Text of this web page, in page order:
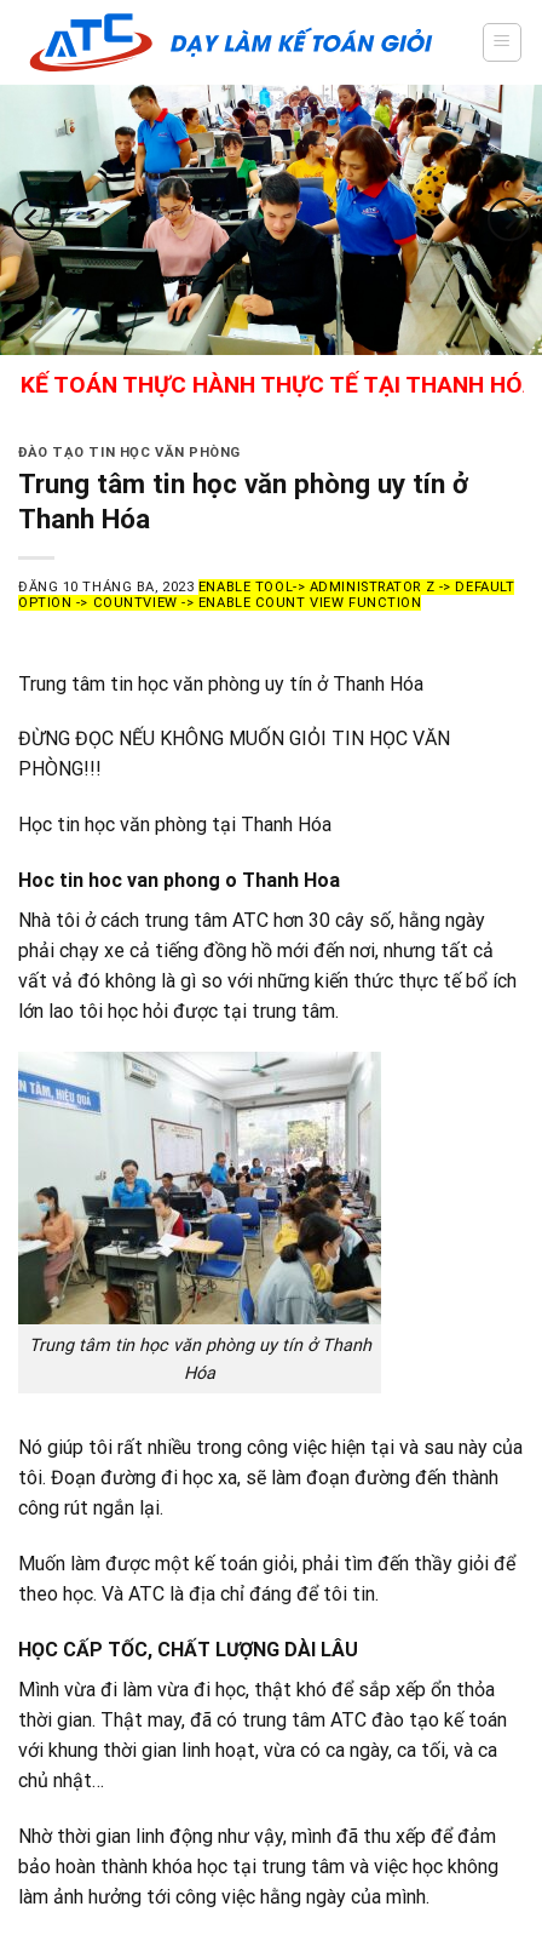
content
TOÁN THỰC HÀNH THỰC TẾ TẠI THANH HÓA -
ĐÀO TẠO TIN HỌC VĂN PHÒNG
Trung tâm tin học văn phòng uy tín ở
Thanh Hóa
ĐĂNG 10 THÁNG BA, 2023 ENABLE TOOL-> ADMINISTRATOR Z -> DEFAULT
OPTION -> COUNTVIEW -> ENABLE COUNT VIEW FUNCTION
Trung tâm tin học văn phòng uy tín ở Thanh Hóa
ĐỪNG ĐỌC NẾU KHÔNG MUỐN GIỎI TIN HỌC VĂN
PHÒNG!!!
Học tin học văn phòng tại Thanh Hóa
Hoc tin hoc van phong o Thanh Hoa
Nhà tôi ở cách trung tâm ATC hơn 30 cây số, hằng ngày
phải chạy xe cả tiếng đồng hồ mới đến nơi, nhưng tất cả
vất vả đó không là gì so với những kiến thức thực tế bổ ích
lớn lao tôi học hỏi được tại trung tâm.
Trung tâm tin học văn phòng uy tín ở Thanh
Hóa
Nó giúp tôi rất nhiều trong công việc hiện tại và sau này của
tôi. Đoạn đường đi học xa, sẽ làm đoạn đường đến thành
công rút ngắn lại.
Muốn làm được một kế toán giỏi, phải tìm đến thầy giỏi để
theo học. Và ATC là địa chỉ đáng để tôi tin.
HỌC CẤP TỐC, CHẤT LƯỢNG DÀI LÂU
Mình vừa đi làm vừa đi học, thật khó để sắp xếp ổn thỏa
thời gian. Thật may, đã có trung tâm ATC đào tạo kế toán
với khung thời gian linh hoạt, vừa có ca ngày, ca tối, và ca
chủ nhật…
Nhờ thời gian linh động như vậy, mình đã thu xếp để đảm
bảo hoàn thành khóa học tại trung tâm và việc học không
làm ảnh hưởng tới công việc hằng ngày của mình.